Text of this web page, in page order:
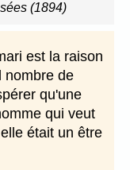
(1894)
est la raison
nombre de
qu'une
qui veut
était un être